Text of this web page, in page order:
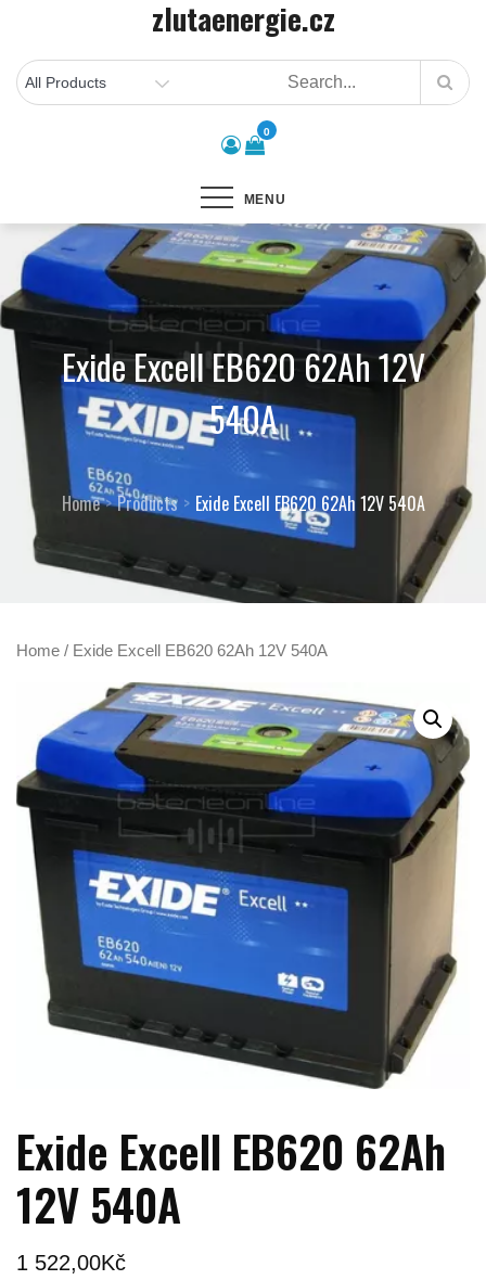
content
zlutaenergie.cz
0
MENU
Exide Excell EB620 62Ah 12V
540A
Home Products Exide Excell EB620 62Ah 12V 540A
Home / Exide Excell EB620 62Ah 12V 540A
Exide Excell EB620 62Ah
12V 540A
1 522,00Kč